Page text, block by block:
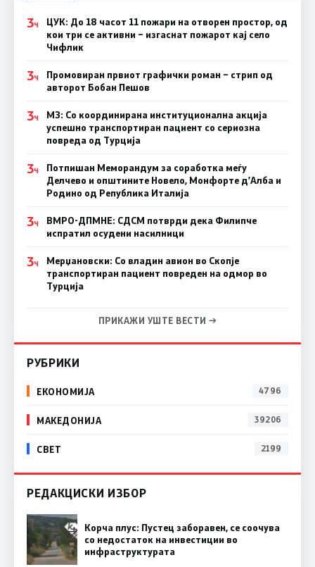
3Ч
ЦУК: До 18 часот 11 пожари на отворен простор, од
кои три се активни – изгаснат пожарот кај село
Чифлик
3Ч
Промовиран првиот графички роман – стрип од
авторот Бобан Пешов
3Ч
МЗ: Со координирана институционална акција
успешно транспортиран пациент со сериозна
повреда од Турција
3Ч
Потпишан Меморандум за соработка меѓу
Делчево и општините Новело, Монфорте д’Алба и
Родино од Република Италија
3Ч
ВМРО-ДПМНЕ: СДСM потврди дека Филипче
испратил осудени насилници
3Ч
Мерџановски: Со владин авион во Скопје
транспортиран пациент повреден на одмор во
Турција
ПРИКАЖИ УШТЕ ВЕСТИ →
РУБРИКИ
ЕКОНОМИЈА 4796
МАКЕДОНИЈА 39206
СВЕТ 2199
РЕДАКЦИСКИ ИЗБОР
Корча плус: Пустец заборавен, се соочува
со недостаток на инвестиции во
инфраструктурата